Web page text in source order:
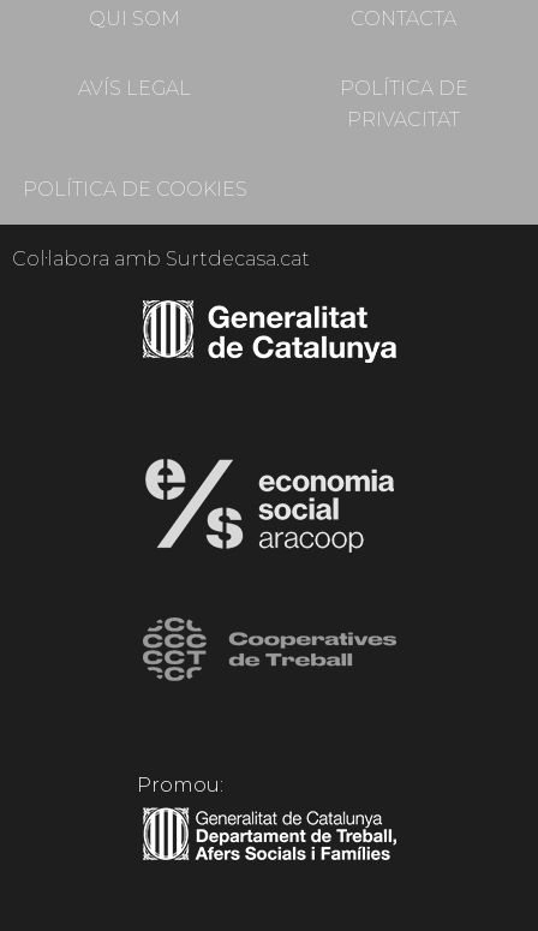
QUI SOM CONTACTA
AVÍS LEGAL
POLÍTICA DE
PRIVACITAT
POLÍTICA DE COOKIES
Col·labora amb Surtdecasa.cat
Promou: